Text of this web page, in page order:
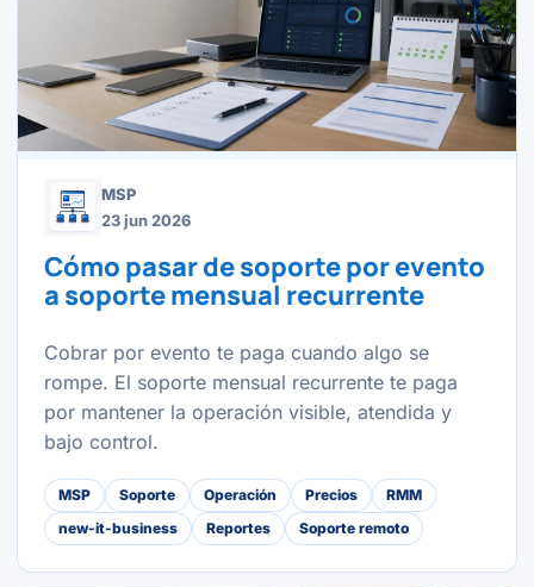
MSP
23 jun 2026
Cómo pasar de soporte por evento
a soporte mensual recurrente
Cobrar por evento te paga cuando algo se
rompe. El soporte mensual recurrente te paga
por mantener la operación visible, atendida y
bajo control.
MSP Soporte Operación Precios
RMM
new-it-business
Reportes Soporte remoto